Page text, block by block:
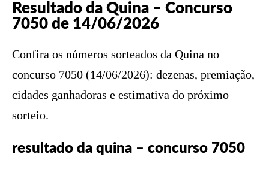
Resultado da Quina – Concurso
7050 de 14/06/2026
Confira os números sorteados da Quina no
concurso 7050 (14/06/2026): dezenas, premiação,
cidades ganhadoras e estimativa do próximo
sorteio.
resultado da quina – concurso 7050